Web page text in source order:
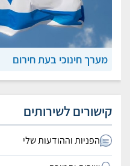
מערך חינוכי בעת חירום
קישורים לשירותים
הפניות וההודעות שלי